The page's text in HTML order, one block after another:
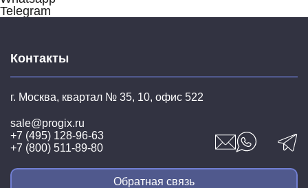
Контакты
г. Москва, квартал № 35, 10, офис 522
sale@progix.ru
+7 (495) 128-96-63
+7 (800) 511-89-80
Обратная связь
Telegram